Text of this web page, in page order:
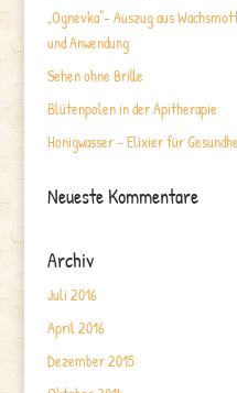
„Ognevka“- Auszug aus
und Anwendung
Sehen ohne Brille
Blütenpolen in der Apitherapie
Honigwasser – Elixier für
Neueste Kommentare
Archiv
Juli 2016
April 2016
Dezember 2015